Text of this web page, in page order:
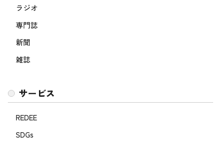
ラジオ
専門誌
新聞
雑誌
サービス
REDEE
SDGs